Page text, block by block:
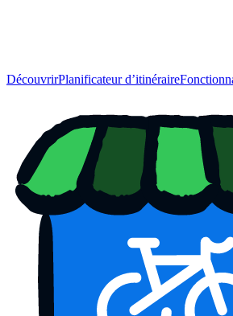
DécouvrirPlanificateur d’itinéraire